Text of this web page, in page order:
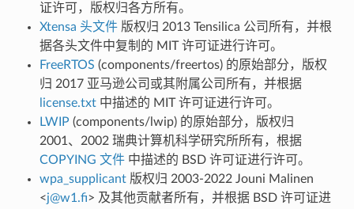
证许可，版权归各方所有。
Xtensa 头文件 版权归 2013 Tensilica 公司所有，并根
据各头文件中复制的 MIT 许可证进行许可。
FreeRTOS (components/freertos) 的原始部分，版权
归 2017 亚马逊公司或其附属公司所有，并根据
license.txt 中描述的 MIT 许可证进行许可。
LWIP (components/lwip) 的原始部分，版权归
2001、2002 瑞典计算机科学研究所所有，根据
COPYING 文件 中描述的 BSD 许可证进行许可。
wpa_supplicant版权归 2003-2022 Jouni Malinen
<j@w1 .fi> 及其他贡献者所有，并根据 BSD 许可证进